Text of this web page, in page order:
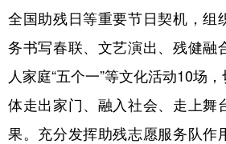
全国助残日等重要节日契机，组
务书写春联、文艺演出、残健融
人家庭“五个一”等文化活动10场
体走出家门、融入社会、走上舞
果。充分发挥助残志愿服务队作